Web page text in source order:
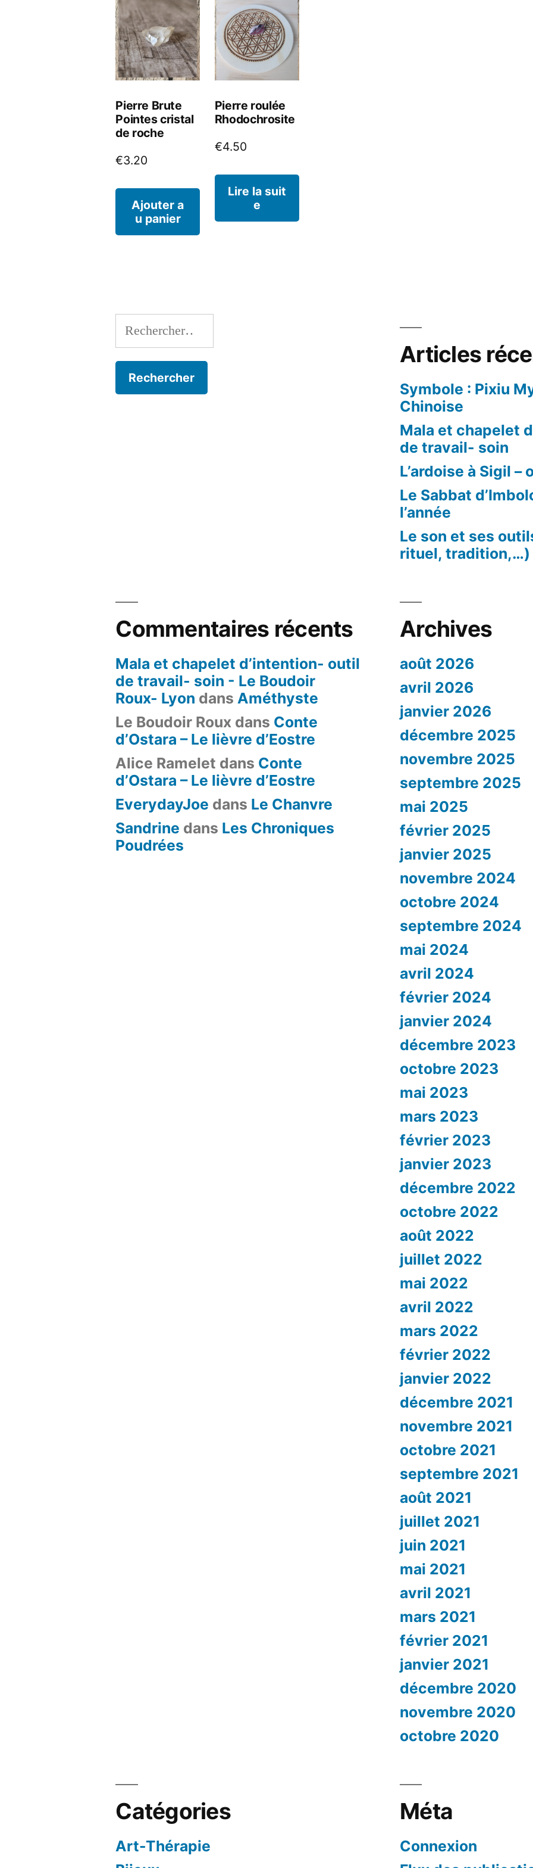
plus
récent
au
ancien
Pierre Brute
Pointes cristal
de roche
€3.20
Ajouter a
u panier
Pierre roulée
Rhodochrosite
€4.50
Lire la suit
e
Rechercher :
Articles
Symbole : Pixiu
Chinoise
Mala et chapelet
de travail- soin
L’ardoise à Sigil
Le Sabbat
l’année
Le son et ses
rituel, tradition,…)
Commentaires récents
Mala et chapelet d’intention- outil
de travail- soin - Le Boudoir
Roux- Lyon dansAméthyste
Le Boudoir Roux dans Conte
d’Ostara – Le lièvre d’Eostre
Alice Ramelet dans Conte
d’Ostara – Le lièvre d’Eostre
EverydayJoe dans Le Chanvre
Sandrine dans Les Chroniques
Poudrées
Archives
août 2026
avril 2026
janvier 2026
décembre 2025
novembre 2025
septembre 2025
mai 2025
février 2025
janvier 2025
novembre 2024
octobre 2024
septembre 2024
mai 2024
avril 2024
février 2024
janvier 2024
décembre 2023
octobre 2023
mai 2023
mars 2023
février 2023
janvier 2023
décembre 2022
octobre 2022
août 2022
juillet 2022
mai 2022
avril 2022
mars 2022
février 2022
janvier 2022
décembre 2021
novembre 2021
octobre 2021
septembre 2021
août 2021
juillet 2021
juin 2021
mai 2021
avril 2021
mars 2021
février 2021
janvier 2021
décembre 2020
novembre 2020
octobre 2020
Catégories
Art-Thérapie
Méta
Connexion